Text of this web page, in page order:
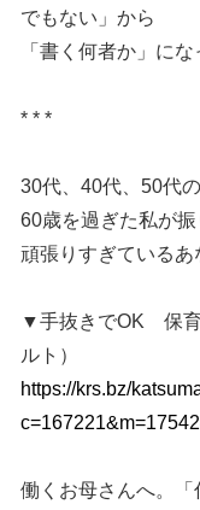
でもない」から
「書く何者か」にな
* * *
30代、40代、50代の
60歳を過ぎた私が振
頑張りすぎているあ
▼手抜きでOK 保育
ルト）
https://krs.bz/
働くお母さんへ。